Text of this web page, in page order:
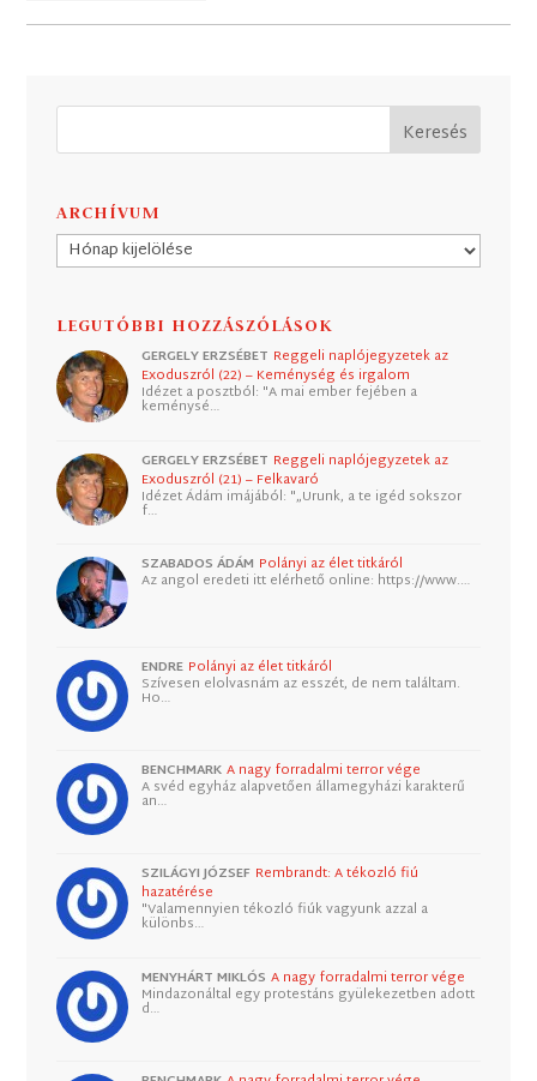
ARCHÍVUM
Archívum
LEGUTÓBBI HOZZÁSZÓLÁSOK
GERGELY ERZSÉBET Reggeli naplójegyzetek az
Exoduszról (22) – Keménység és irgalom
Idézet a posztból: "A mai ember fejében a
keménysé…
GERGELY ERZSÉBET Reggeli naplójegyzetek az
Exoduszról (21) – Felkavaró
Idézet Ádám imájából: "„Urunk, a te igéd sokszor
f…
SZABADOS ÁDÁM Polányi az élet titkáról
Az angol eredeti itt elérhető online: https://www.…
ENDRE Polányi az élet titkáról
Szívesen elolvasnám az esszét, de nem találtam.
Ho…
BENCHMARK A nagy forradalmi terror vége
A svéd egyház alapvetően államegyházi karakterű
an…
SZILÁGYI JÓZSEF Rembrandt: A tékozló fiú
hazatérése
"Valamennyien tékozló fiúk vagyunk azzal a
különbs…
MENYHÁRT MIKLÓS A nagy forradalmi terror vége
Mindazonáltal egy protestáns gyülekezetben adott
d…